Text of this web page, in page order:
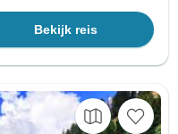
Bekijk reis